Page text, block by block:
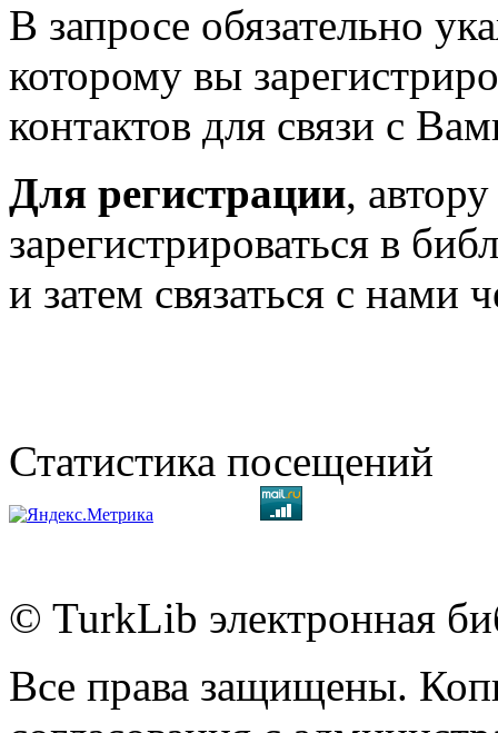
В запросе обязательно
которому вы
контактов для связи с
Для регистрации,
зарегистрироваться в
и затем связаться с нами
Статистика посещений
© TurkLib электронная
Все права защищены.